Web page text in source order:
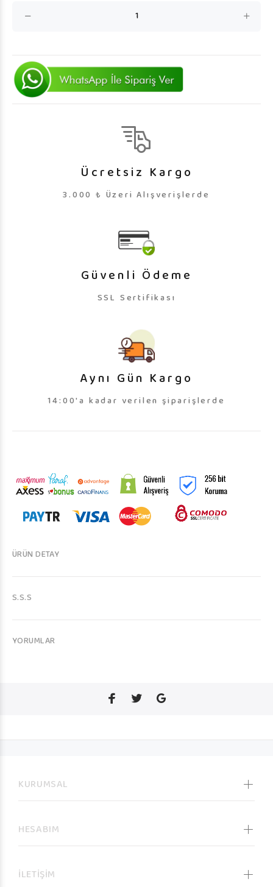
Ücretsiz Kargo
3.000 ₺ Üzeri Alışverişlerde
Güvenli Ödeme
SSL Sertifikası
Aynı Gün Kargo
14:00'a kadar verilen şiparişlerde
ÜRÜN DETAY
S.S.S
YORUMLAR
KURUMSAL
HESABIM
İLETİŞİM